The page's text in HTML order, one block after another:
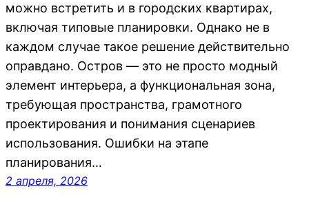
можно встретить и в городских квартирах,
включая типовые планировки. Однако не в
каждом случае такое решение действительно
оправдано. Остров — это не просто модный
элемент интерьера, а функциональная зона,
требующая пространства, грамотного
проектирования и понимания сценариев
использования. Ошибки на этапе
планирования…
2 апреля, 2026